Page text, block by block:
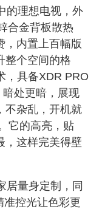
理想电视，外
合金背板散热
，内置上百幅版
整个空间的格
，具备XDR PRO
处更暗，展现
不杂乱，开机就
它的高亮，贴
，这样完美得壁
量身定制，同
准控光让色彩更